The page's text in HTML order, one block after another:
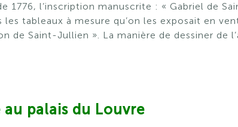
1776, l’inscription manuscrite : « Gabriel de
tableaux à mesure qu’on les exposait en
de Saint-Jullien ». La manière de dessiner de
au palais du Louvre